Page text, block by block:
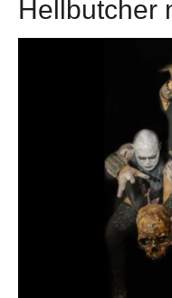
Hellbutcher